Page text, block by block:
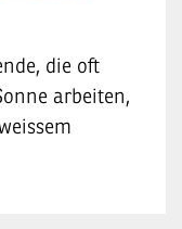
die oft
arbeiten,